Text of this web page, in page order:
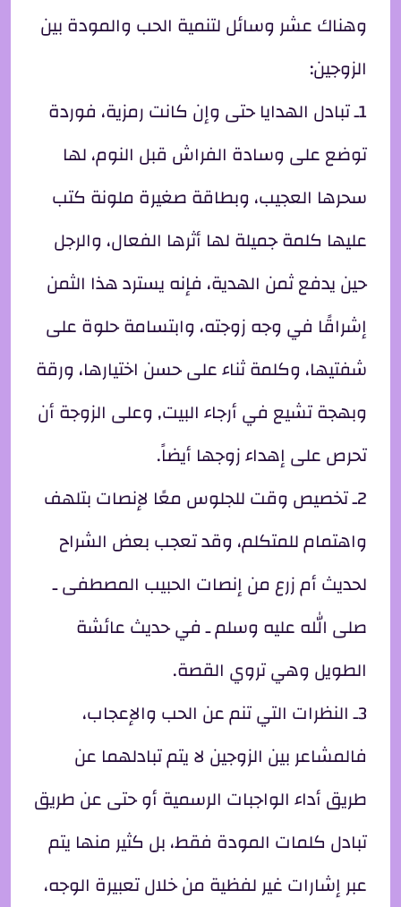
وهناك عشر وسائل لتنمية الحب والمودة بين
الزوجين:
1ـ تبادل الهدايا حتى وإن كانت رمزية، فوردة
توضع على وسادة الفراش قبل النوم، لها
سحرها العجيب، وبطاقة صغيرة ملونة كتب
عليها كلمة جميلة لها أثرها الفعال، والرجل
حين يدفع ثمن الهدية، فإنه يسترد هذا الثمن
إشراقًا في وجه زوجته، وابتسامة حلوة على
شفتيها، وكلمة ثناء على حسن اختيارها، ورقة
وبهجة تشيع في أرجاء البيت, وعلى الزوجة أن
تحرص على إهداء زوجها أيضاً.
2ـ تخصيص وقت للجلوس معًا لإنصات بتلهف
واهتمام للمتكلم، وقد تعجب بعض الشراح
لحديث أم زرع من إنصات الحبيب المصطفى ـ
صلى الله عليه وسلم ـ في حديث عائشة
الطويل وهي تروي القصة.
3ـ النظرات التي تنم عن الحب والإعجاب،
فالمشاعر بين الزوجين لا يتم تبادلهما عن
طريق أداء الواجبات الرسمية أو حتى عن طريق
تبادل كلمات المودة فقط، بل كثير منها يتم
عبر إشارات غير لفظية من خلال تعبيرة الوجه،